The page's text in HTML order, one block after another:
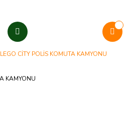
LEGO CİTY POLİS KOMUTA KAMYONU